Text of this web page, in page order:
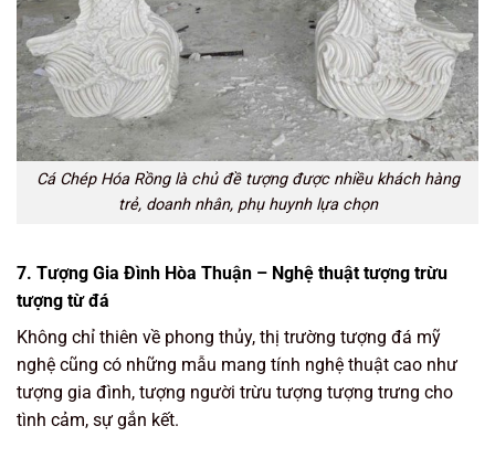
Cá Chép Hóa Rồng là chủ đề tượng được nhiều khách hàng
trẻ, doanh nhân, phụ huynh lựa chọn
7. Tượng Gia Đình Hòa Thuận – Nghệ thuật tượng trừu
tượng từ đá
Không chỉ thiên về phong thủy, thị trường tượng đá mỹ
nghệ cũng có những mẫu mang tính nghệ thuật cao như
tượng gia đình, tượng người trừu tượng tượng trưng cho
tình cảm, sự gắn kết.